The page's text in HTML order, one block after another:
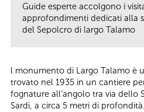
Guide esperte accolgono i
approfondimenti dedicati alla
del Sepolcro di largo Talamo
l monumento di Largo Talamo è
trovato nel 1935 in un cantiere
fognature all’angolo tra via dello
Sardi, a circa 5 metri di profondità.